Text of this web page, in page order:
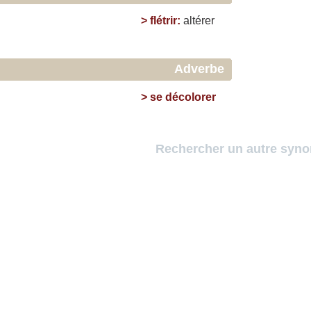
> flétrir: altérer
Adverbe
> se décolorer
Rechercher un autre